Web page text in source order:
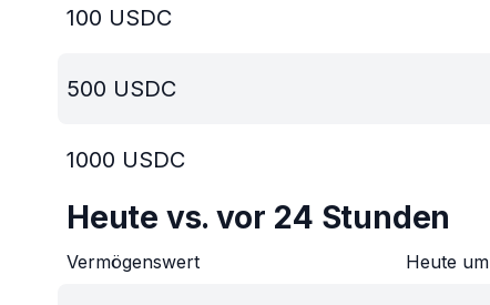
100 USDC
500 USDC
1000 USDC
Heute vs. vor 24 Stunden
Vermögenswert Heute um